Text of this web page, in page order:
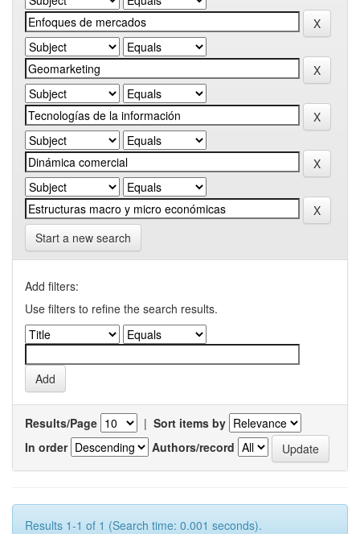
Start a new search
Add filters:
Use filters to refine the search results.
Results/Page | Sort items by
In order
Authors/record
Results 1-1 of 1 (Search time: 0.001 seconds).